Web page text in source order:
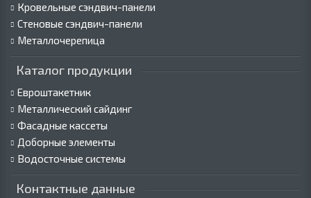
Кровельные сэндвич-панели
Стеновые сэндвич-панели
Металлочерепица
Каталог продукции
Евроштакетник
Металлический сайдинг
Фасадные кассеты
Доборные элементы
Водосточные системы
Контактные данные